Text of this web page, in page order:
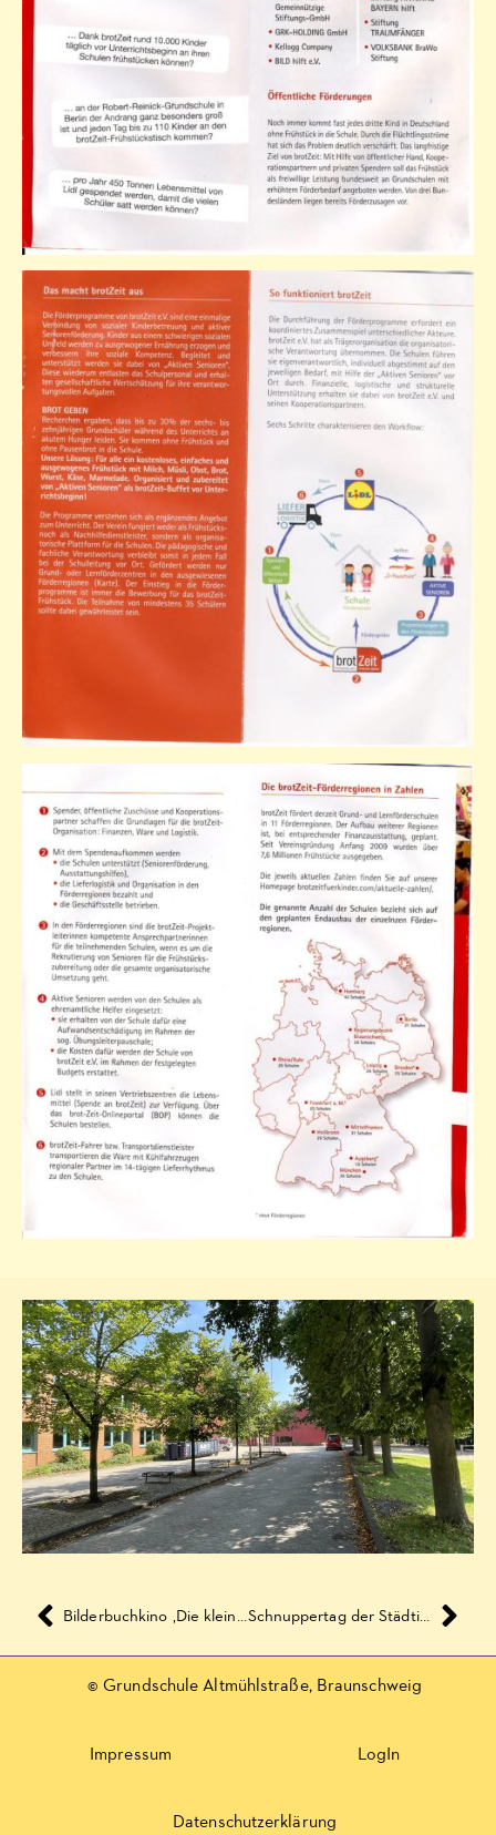
Schnuppertag der Städtischen Musikschule 2020
© Grundschule Altmühlstraße, Braunschweig
Impressum LogIn
Datenschutzerklärung